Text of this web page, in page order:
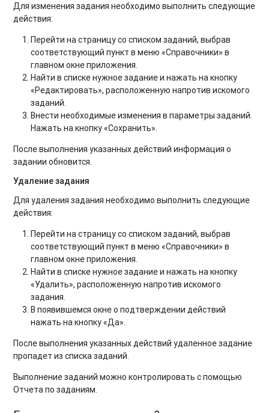
Для изменения задания необходимо выполнить следующие
действия:
Перейти на страницу со списком заданий, выбрав
соответствующий пункт в меню «Справочники» в
главном окне приложения.
Найти в списке нужное задание и нажать на кнопку
«Редактировать», расположенную напротив искомого
заданий.
Внести необходимые изменения в параметры заданий.
Нажать на кнопку «Сохранить».
После выполнения указанных действий информация о
задании обновится.
Удаление задания
Для удаления задания необходимо выполнить следующие
действия:
Перейти на страницу со списком заданий, выбрав
соответствующий пункт в меню «Справочники» в
главном окне приложения.
Найти в списке нужное задание и нажать на кнопку
«Удалить», расположенную напротив искомого
задания.
В появившемся окне о подтверждении действий
нажать на кнопку «Да».
После выполнения указанных действий удаленное задание
пропадет из списка заданий.
Выполнение заданий можно контролировать с помощью
Отчета по заданиям.